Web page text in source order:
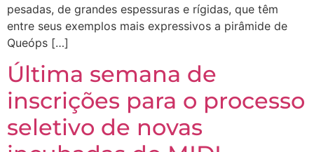
pesadas, de grandes espessuras e rígidas, que têm
entre seus exemplos mais expressivos a pirâmide de
Queóps […]
Última semana de
inscrições para o processo
seletivo de novas